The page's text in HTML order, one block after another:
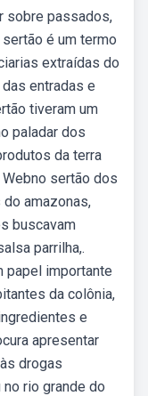
sobre passados,
é um termo
extraídas do
entradas e
tiveram um
paladar dos
da terra
sertão dos
amazonas,
buscavam
parrilha,.
papel importante
da colônia,
e
apresentar
drogas
rio grande do